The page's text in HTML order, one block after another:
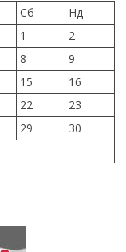
Сб
Нд
1
2
8
9
15
16
22
23
29
30